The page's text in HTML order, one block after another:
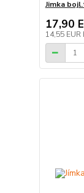
Jimka
17,90
14,55 EUR